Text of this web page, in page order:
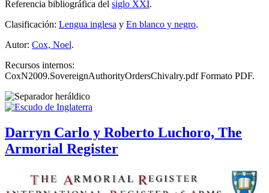
Referencia bibliográfica del siglo XXI.
Clasificación: Lengua inglesa y En blanco y negro.
Autor: Cox, Noel.
Recursos internos:
CoxN2009.SovereignAuthorityOrdersChivalry.pdf Formato PDF.
Darryn Carlo y Roberto Luchoro, The
Armorial Register